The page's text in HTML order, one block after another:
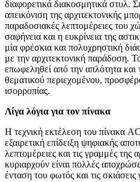
διαφορετικά διακοσμητικά στυλ.
απεικόνιση της αρχιτεκτονικής
παραδοσιακές λεπτομέρειες του
σαφήνεια και η ευκρίνεια της
μία φρέσκια και πολυχρηστική
με την αρχιτεκτονική παράδοση.
επωφεληθεί από την απλότητα και
θεματικού περιεχομένου,
ισορροπίας.
Λίγα λόγια για τον πίνακα
Η τεχνική εκτέλεση του πίνακα
εξαιρετική επίδειξη ψηφιακής
λεπτομέρειες και τις γραμμές
κυριαρχούν είναι πολλές
ένταση του φωτός και τις